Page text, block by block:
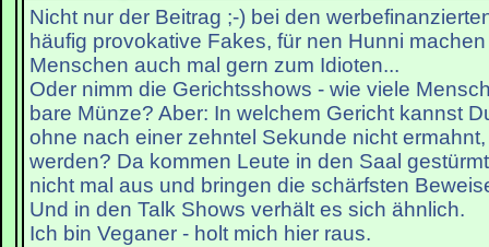
Nicht nur der Beitrag ;-) bei den
häufig provokative Fakes, für nen Hunni
Menschen auch mal gern zum Idioten...
Oder nimm die Gerichtsshows - wie viele
bare Münze? Aber: In welchem Gericht kannst
ohne nach einer zehntel Sekunde nicht
werden? Da kommen Leute in den Saal
nicht mal aus und bringen die schärfsten
Und in den Talk Shows verhält es sich ähnlich.
Ich bin Veganer - holt mich hier raus.